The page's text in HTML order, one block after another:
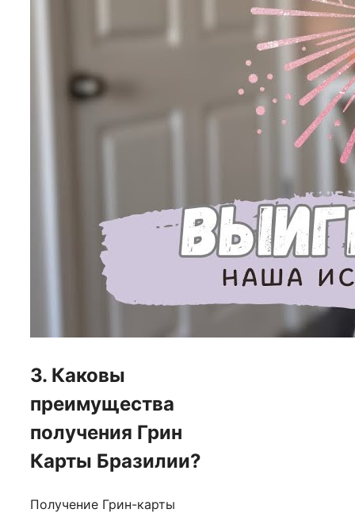
3. Каковы
преимущества
получения Грин
Карты Бразилии?
Получение Грин-карты